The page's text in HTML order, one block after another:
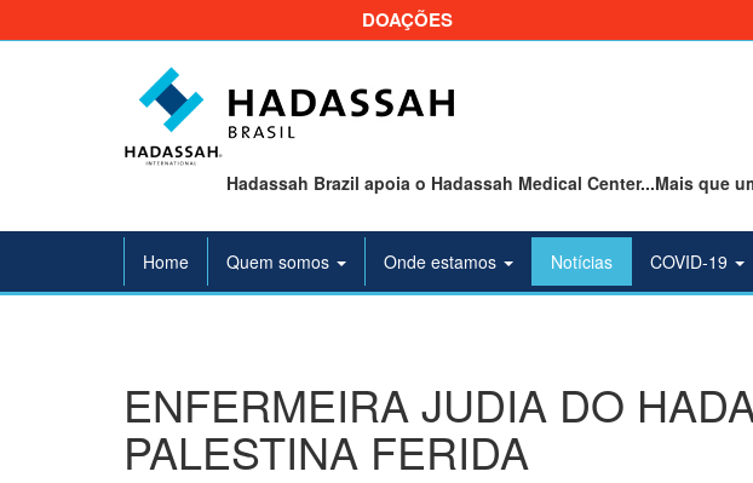
DOAÇÕES
Hadassah Brazil apoia o Hadassah Medical Center...Mais que
Home Quem somos Onde estamos Notícias COVID-19
ENFERMEIRA JUDIA DO
PALESTINA FERIDA